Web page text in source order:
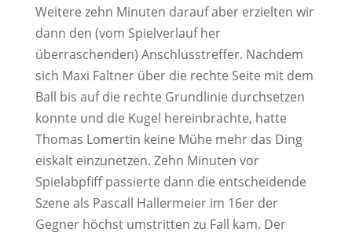
Weitere zehn Minuten darauf aber erzielten wir
dann den (vom Spielverlauf her
überraschenden) Anschlusstreffer. Nachdem
sich Maxi Faltner über die rechte Seite mit dem
Ball bis auf die rechte Grundlinie durchsetzen
konnte und die Kugel hereinbrachte, hatte
Thomas Lomertin keine Mühe mehr das Ding
eiskalt einzunetzen. Zehn Minuten vor
Spielabpfiff passierte dann die entscheidende
Szene als Pascall Hallermeier im 16er der
Gegner höchst umstritten zu Fall kam. Der